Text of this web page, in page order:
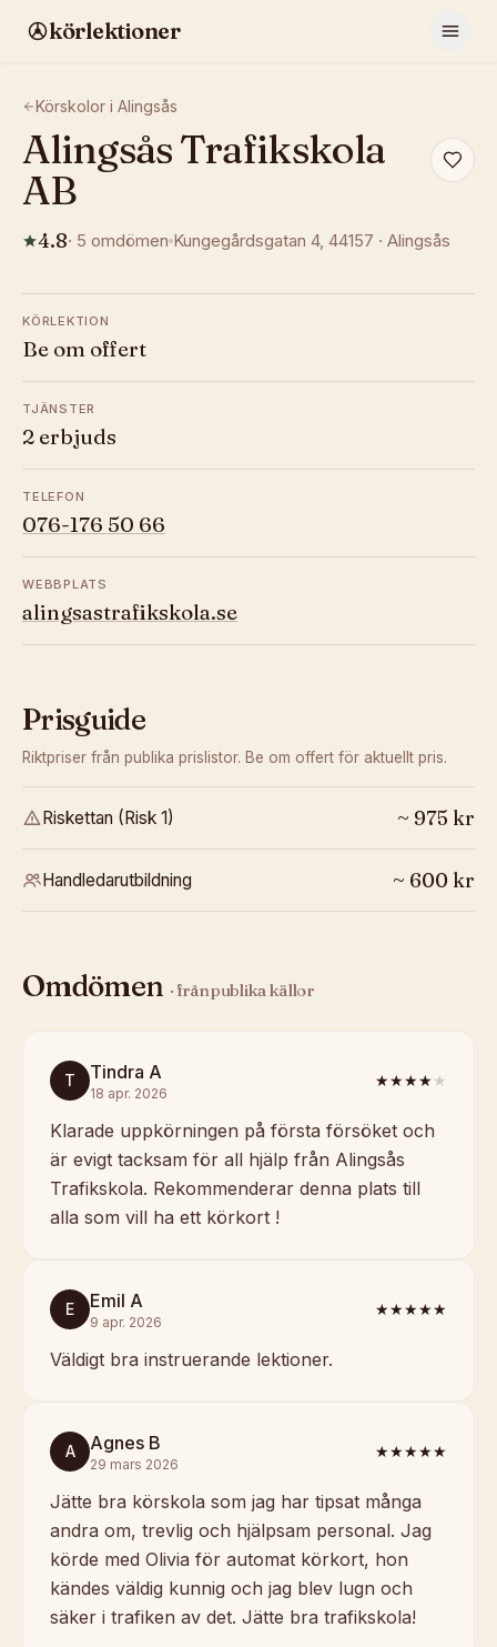
körlektioner
Körskolor i Alingsås
Alingsås Trafikskola
AB
4.8· 5 omdömen Kungegårdsgatan 4, 44157 · Alingsås
KÖRLEKTION
Be om offert
TJÄNSTER
2 erbjuds
TELEFON
076-176 50 66
WEBBPLATS
alingsastrafikskola.se
Prisguide
Riktpriser från publika prislistor. Be om offert för aktuellt pris.
Riskettan (Risk 1) ~ 975 kr
Handledarutbildning ~ 600 kr
Omdömen · från publika källor
T Tindra A
18 apr. 2026
★★★★★
Klarade uppkörningen på första försöket och
är evigt tacksam för all hjälp från Alingsås
Trafikskola. Rekommenderar denna plats till
alla som vill ha ett körkort !
E Emil A
9 apr. 2026
★★★★★
Väldigt bra instruerande lektioner.
A Agnes B
29 mars 2026
★★★★★
Jätte bra körskola som jag har tipsat många
andra om, trevlig och hjälpsam personal. Jag
körde med Olivia för automat körkort, hon
kändes väldig kunnig och jag blev lugn och
säker i trafiken av det. Jätte bra trafikskola!